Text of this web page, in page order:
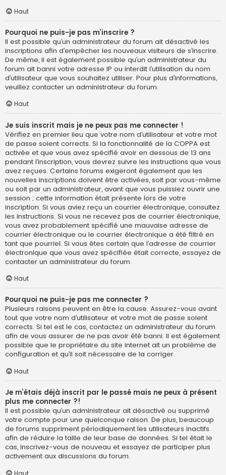
Haut
Pourquoi ne puis-je pas m’inscrire ?
Il est possible qu’un administrateur du forum ait désactivé les
inscriptions afin d’empêcher les nouveaux visiteurs de s’inscrire.
De même, il est également possible qu’un administrateur du
forum ait banni votre adresse IP ou interdit l’utilisation du nom
d’utilisateur que vous souhaitez utiliser. Pour plus d’informations,
veuillez contacter un administrateur du forum.
Haut
Je suis inscrit mais je ne peux pas me connecter !
Vérifiez en premier lieu que votre nom d’utilisateur et votre mot
de passe soient corrects. Si la fonctionnalité de la COPPA est
activée et que vous avez spécifié avoir en dessous de 13 ans
pendant l’inscription, vous devrez suivre les instructions que vous
avez reçues. Certains forums exigeront également que les
nouvelles inscriptions doivent être activées, soit par vous-même
ou soit par un administrateur, avant que vous puissiez ouvrir une
session ; cette information était présente lors de votre
inscription. Si vous aviez reçu un courrier électronique, consultez
les instructions. Si vous ne recevez pas de courrier électronique,
vous avez probablement spécifié une mauvaise adresse de
courrier électronique ou le courrier électronique a été filtré en
tant que pourriel. Si vous êtes certain que l’adresse de courrier
électronique que vous avez spécifiée était correcte, essayez de
contacter un administrateur du forum.
Haut
Pourquoi ne puis-je pas me connecter ?
Plusieurs raisons peuvent en être la cause. Assurez-vous avant
tout que votre nom d’utilisateur et votre mot de passe soient
corrects. Si tel est le cas, contactez un administrateur du forum
afin de vous assurer de ne pas avoir été banni. Il est également
possible que le propriétaire du site internet ait un problème de
configuration et qu’il soit nécessaire de la corriger.
Haut
Je m’étais déjà inscrit par le passé mais ne peux à présent
plus me connecter ?!
Il est possible qu’un administrateur ait désactivé ou supprimé
votre compte pour une quelconque raison. De plus, beaucoup
de forums suppriment périodiquement les utilisateurs inactifs
afin de réduire la taille de leur base de données. Si tel était le
cas, inscrivez-vous de nouveau et essayez de participer plus
activement aux discussions du forum.
Haut